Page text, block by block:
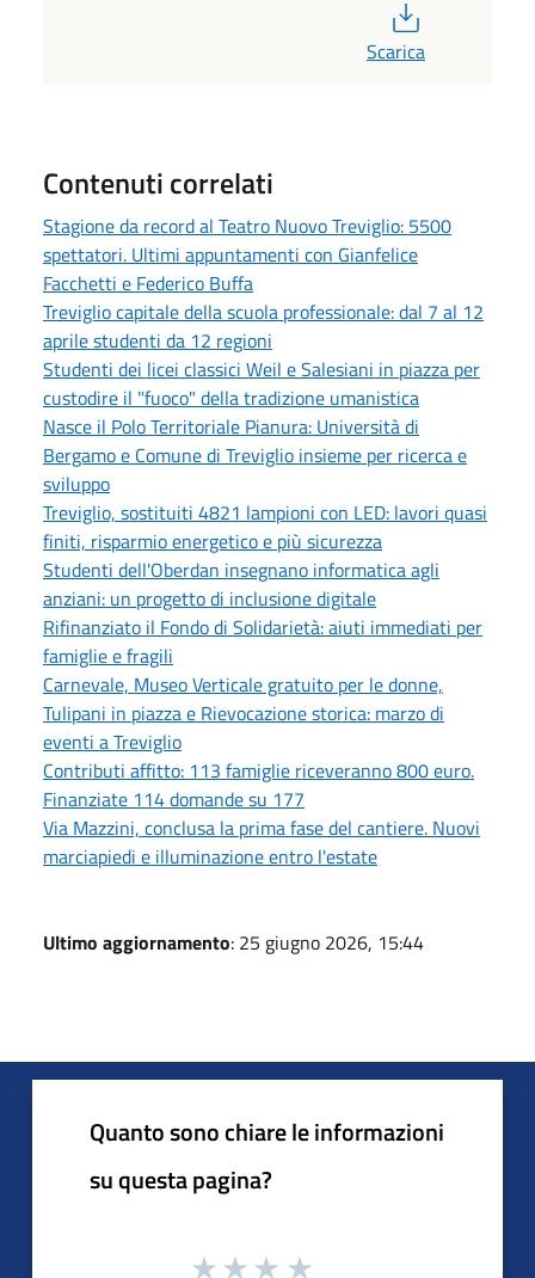
Scarica
Contenuti correlati
Stagione da record al Teatro Nuovo Treviglio: 5500
spettatori. Ultimi appuntamenti con Gianfelice
Facchetti e Federico Buffa
Treviglio capitale della scuola professionale: dal 7 al 12
aprile studenti da 12 regioni
Studenti dei licei classici Weil e Salesiani in piazza per
custodire il "fuoco" della tradizione umanistica
Nasce il Polo Territoriale Pianura: Università di
Bergamo e Comune di Treviglio insieme per ricerca e
sviluppo
Treviglio, sostituiti 4821 lampioni con LED: lavori quasi
finiti, risparmio energetico e più sicurezza
Studenti dell'Oberdan insegnano informatica agli
anziani: un progetto di inclusione digitale
Rifinanziato il Fondo di Solidarietà: aiuti immediati per
famiglie e fragili
Carnevale, Museo Verticale gratuito per le donne,
Tulipani in piazza e Rievocazione storica: marzo di
eventi a Treviglio
Contributi affitto: 113 famiglie riceveranno 800 euro.
Finanziate 114 domande su 177
Via Mazzini, conclusa la prima fase del cantiere. Nuovi
marciapiedi e illuminazione entro l'estate
Ultimo aggiornamento: 25 giugno 2026, 15:44
Quanto sono chiare le informazioni
su questa pagina?